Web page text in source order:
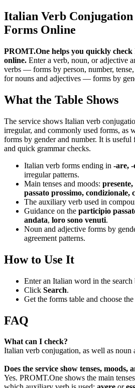
Italian Verb Conjugation
Forms Online
PROMT.One helps you quickly
online. Enter a verb, noun, or adjective
verbs — forms by person, number,
for nouns and adjectives — forms by
What the Table Shows
The service shows Italian verb
irregular, and commonly used forms, as
forms by gender and number. It is useful
and quick grammar checks.
Italian verb forms ending in -are,
irregular patterns.
Main tenses and moods:
passato prossimo,
The auxiliary verb used in
Guidance on the participio
andata, loro sono venuti.
Noun and adjective forms by
agreement patterns.
How to Use It
Enter an Italian word in the search
Click Search.
Get the forms table and choose
FAQ
What can I check?
Italian verb conjugation, as well as noun
Does the service show tenses, moods,
Yes. PROMT.One shows the main